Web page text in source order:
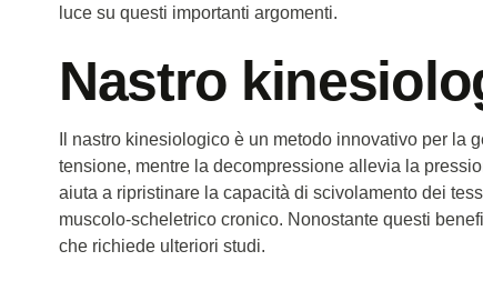
luce su questi importanti argomenti.
Nastro
Il nastro kinesiologico è un metodo innovativo per la
tensione, mentre la decompressione allevia la
aiuta a ripristinare la capacità di scivolamento dei
muscolo-scheletrico cronico. Nonostante questi
che richiede ulteriori studi.